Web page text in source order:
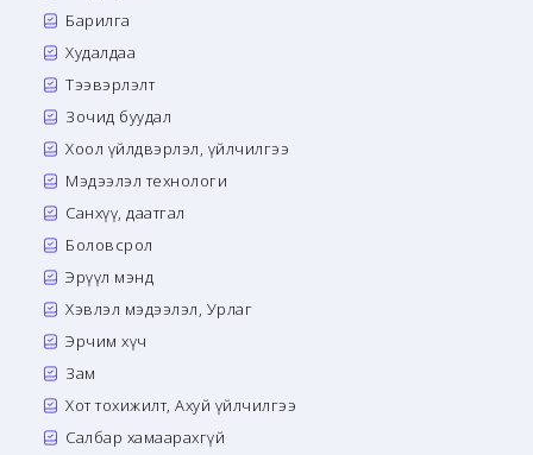
Барилга
Худалдаа
Тээвэрлэлт
Зочид буудал
Хоол үйлдвэрлэл, үйлчилгээ
Мэдээлэл технологи
Санхүү, даатгал
Боловсрол
Эрүүл мэнд
Хэвлэл мэдээлэл, Урлаг
Эрчим хүч
Зам
Хот тохижилт, Ахуй үйлчилгээ
Салбар хамаарахгүй